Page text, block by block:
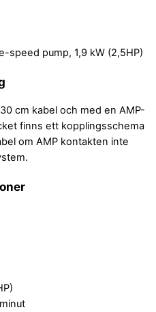
speed pump, 1,9 kW (2,5HP)
cm kabel och med en AMP-
finns ett kopplingsschema
om AMP kontakten inte